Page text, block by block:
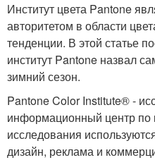
Институт цвета Pantone
авторитетом в области
тенденции. В этой статье
институт Pantone назвал
зимний сезон.
Pantone Color Institute® -
информационный центр по
исследования
дизайн, реклама и